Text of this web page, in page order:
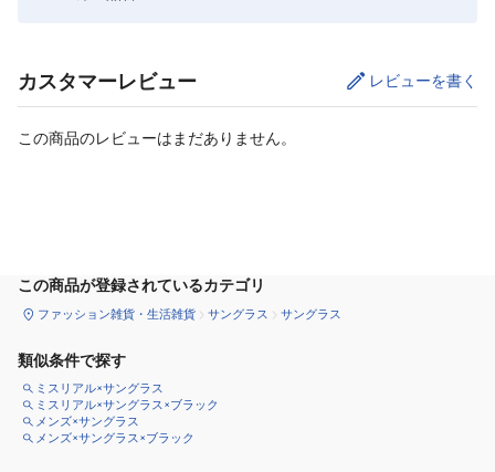
カスタマーレビュー レビューを書く
この商品のレビューはまだありません。
この商品が登録されているカテゴリ
ファッション雑貨・生活雑貨 サングラス サングラス
類似条件で探す
ミスリアル×サングラス
ミスリアル×サングラス×ブラック
メンズ×サングラス
メンズ×サングラス×ブラック